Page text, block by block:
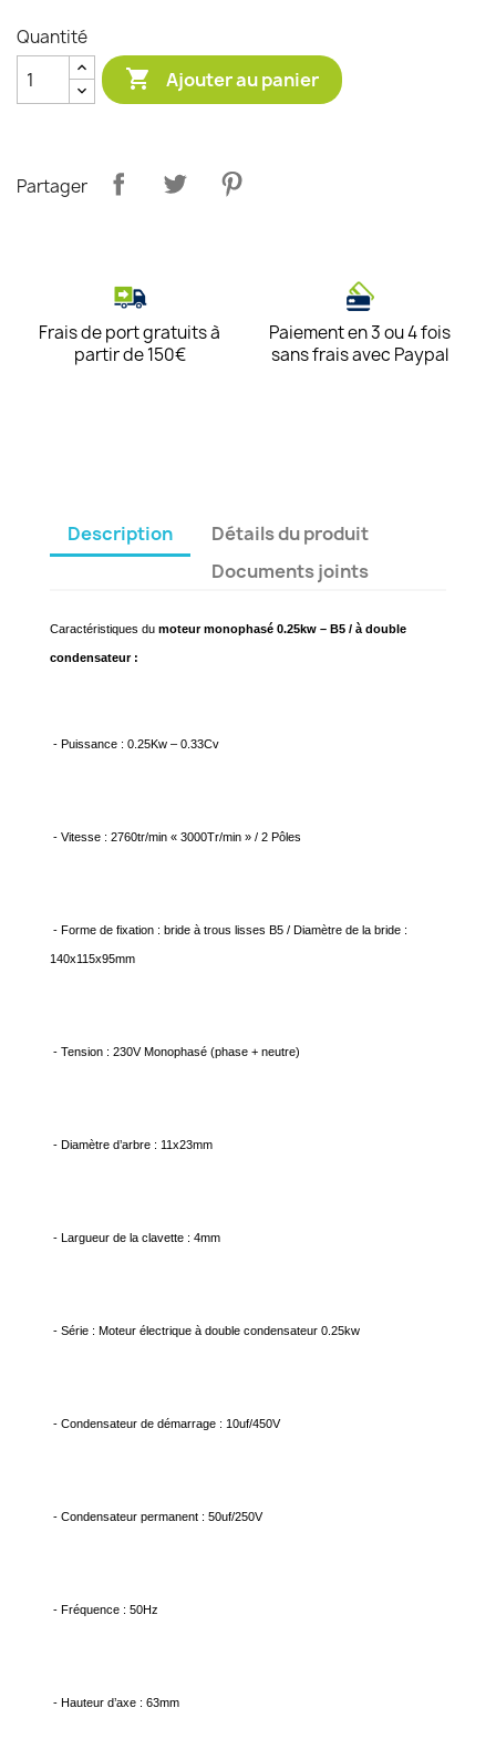
Quantité
 Ajouter au panier
Partager
Frais de port gratuits à
partir de 150€
Paiement en 3 ou 4 fois
sans frais avec Paypal
Description
Détails du produit
Documents joints
Caractéristiques du moteur monophasé 0.25kw – B5 / à double
condensateur :
- Puissance : 0.25Kw – 0.33Cv
- Vitesse : 2760tr/min « 3000Tr/min » / 2 Pôles
- Forme de fixation : bride à trous lisses B5 / Diamètre de la bride :
140x115x95mm
- Tension : 230V Monophasé (phase + neutre)
- Diamètre d’arbre : 11x23mm
- Largueur de la clavette : 4mm
- Série : Moteur électrique à double condensateur 0.25kw
- Condensateur de démarrage : 10uf/450V
- Condensateur permanent : 50uf/250V
- Fréquence : 50Hz
- Hauteur d’axe : 63mm